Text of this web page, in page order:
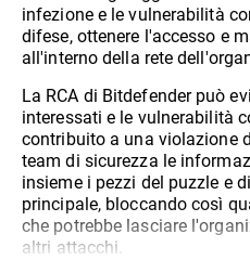
infezione e le vulnerabilità
difese, ottenere l'accesso e
all'interno della rete
La RCA di Bitdefender può
interessati e le vulnerabilità
contribuito a una violazione
team di sicurezza le
insieme i pezzi del puzzle e
principale, bloccando così
che potrebbe lasciare
altri attacchi.